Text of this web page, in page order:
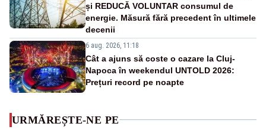
și REDUCĂ VOLUNTAR consumul de
energie. Măsură fără precedent în ultimele
decenii
6 aug. 2026, 11:18
Cât a ajuns să coste o cazare la Cluj-
Napoca în weekendul UNTOLD 2026:
Prețuri record pe noapte
URMĂREȘTE-NE PE